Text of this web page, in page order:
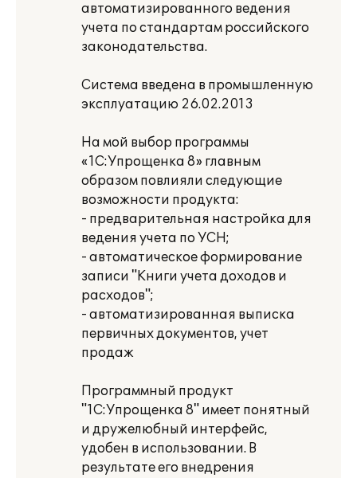
автоматизированного ведения
учета по стандартам российского
законодательства.
Система введена в промышленную
эксплуатацию 26.02.2013
На мой выбор программы
«1С:Упрощенка 8» главным
образом повлияли следующие
возможности продукта:
- предварительная настройка для
ведения учета по УСН;
- автоматическое формирование
записи "Книги учета доходов и
расходов";
- автоматизированная выписка
первичных документов, учет
продаж
Программный продукт
"1С:Упрощенка 8" имеет понятный
и дружелюбный интерфейс,
удобен в использовании. В
результате его внедрения